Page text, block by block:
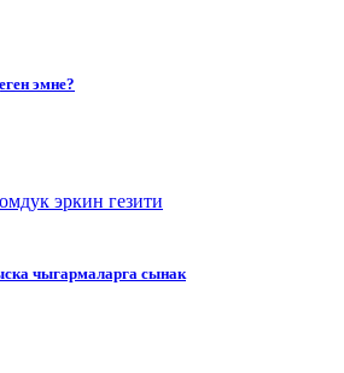
эмне?
эркин гезити
чыгармаларга сынак